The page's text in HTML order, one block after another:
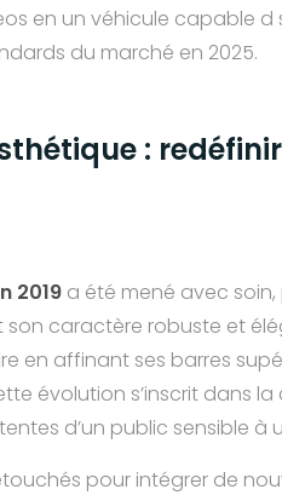
en un véhicule capable
du marché en 2025.
:
2019 a été mené avec
caractère robuste et
en affinant ses barres
évolution s’inscrit dans
d’un public sensible à
pour intégrer de